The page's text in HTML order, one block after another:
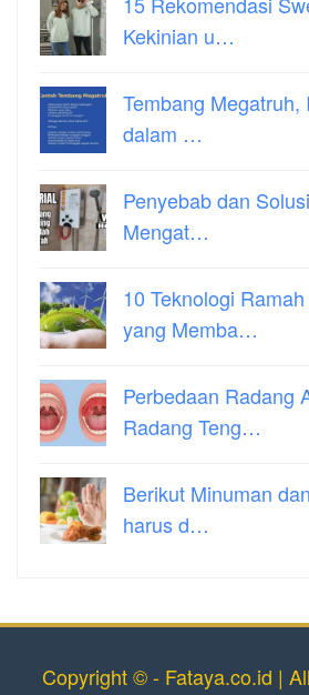
Kekinian u…
Tembang Megatruh,
dalam …
Penyebab dan
Mengat…
10 Teknologi
yang Memba…
Perbedaan Radang
Radang Teng…
Berikut Minuman
harus d…
Copyright © - Fataya.co.id |